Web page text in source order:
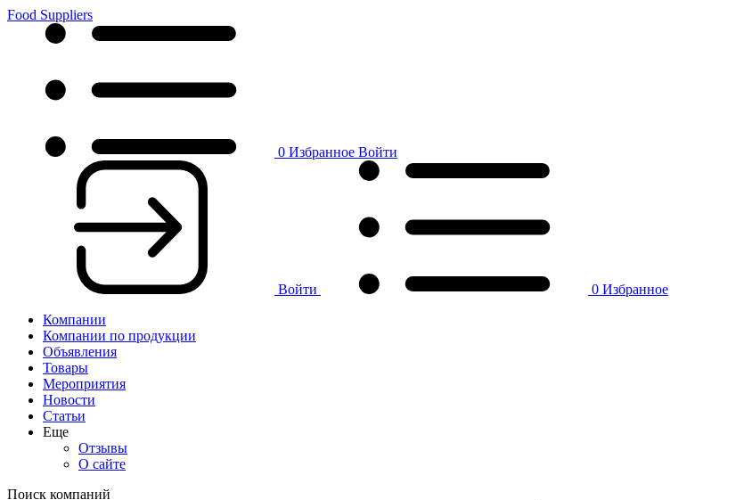
Food Suppliers
0 Избранное Войти
Войти 0 Избранное
Компании
Компании по продукции
Объявления
Товары
Мероприятия
Новости
Статьи
Еще
Отзывы
О сайте
Поиск компаний